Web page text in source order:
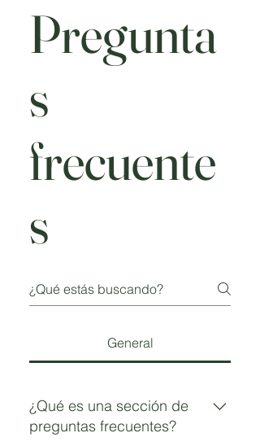
Pregunta
s
frecuente
s
General
¿Qué es una sección de
preguntas frecuentes?